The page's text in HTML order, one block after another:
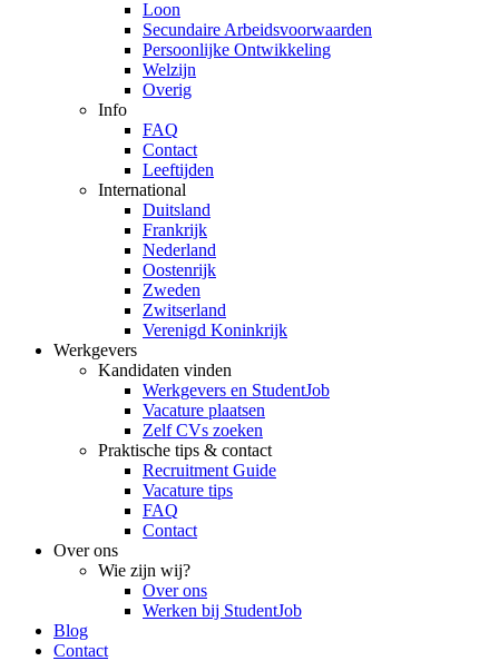
Loon
Secundaire Arbeidsvoorwaarden
Persoonlijke Ontwikkeling
Welzijn
Overig
Info
FAQ
Contact
Leeftijden
International
Duitsland
Frankrijk
Nederland
Oostenrijk
Zweden
Zwitserland
Verenigd Koninkrijk
Werkgevers
Kandidaten vinden
Werkgevers en StudentJob
Vacature plaatsen
Zelf CVs zoeken
Praktische tips & contact
Recruitment Guide
Vacature tips
FAQ
Contact
Over ons
Wie zijn wij?
Over ons
Werken bij StudentJob
Blog
Contact